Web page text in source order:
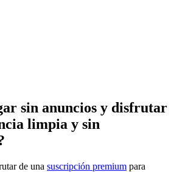
sin anuncios y disfrutar
limpia y sin
de una suscripción premium para